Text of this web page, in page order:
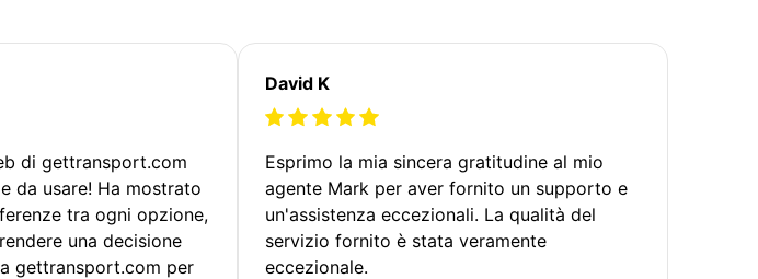
di gettransport.com
da usare! Ha mostrato
tra ogni opzione,
una decisione
gettransport.com per
David K
Esprimo la mia sincera gratitudine al mio
agente Mark per aver fornito un supporto e
un'assistenza eccezionali. La qualità del
servizio fornito è stata veramente
eccezionale.